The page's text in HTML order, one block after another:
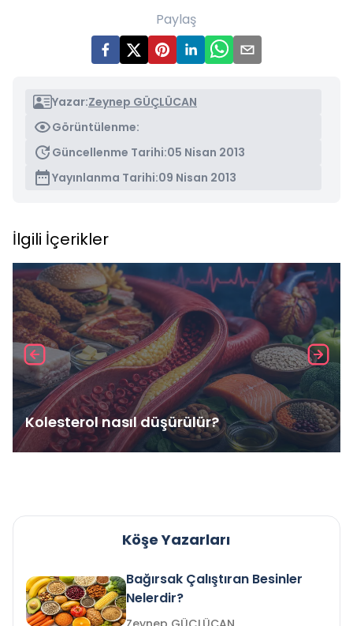
Paylaş
Yazar:Zeynep GÜÇLÜCAN
Görüntülenme:
Güncellenme Tarihi:05 Nisan 2013
Yayınlanma Tarihi:09 Nisan 2013
İlgili İçerikler
Kolesterol nasıl düşürülür?
Köşe Yazarları
Bağırsak Çalıştıran Besinler
Nelerdir?